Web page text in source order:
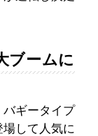
ブームに
ギータイプ
して人気に